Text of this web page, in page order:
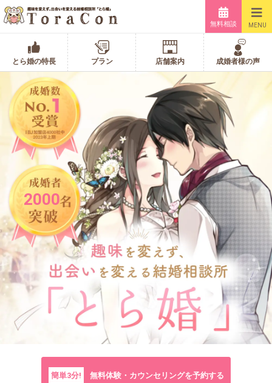
無料相談 MENU
とら婚の特長 プラン 店舗案内 成婚者様の声
2000
簡単3分! 無料体験・カウンセリングを予約する